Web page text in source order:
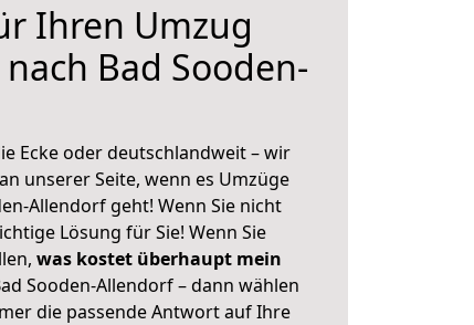
Ihren Umzug
Bad Sooden-
Ecke oder deutschlandweit – wir
an unserer Seite, wenn es Umzüge
Allendorf geht! Wenn Sie nicht
Lösung für Sie! Wenn Sie
was kostet überhaupt mein
Sooden-Allendorf – dann wählen
die passende Antwort auf Ihre